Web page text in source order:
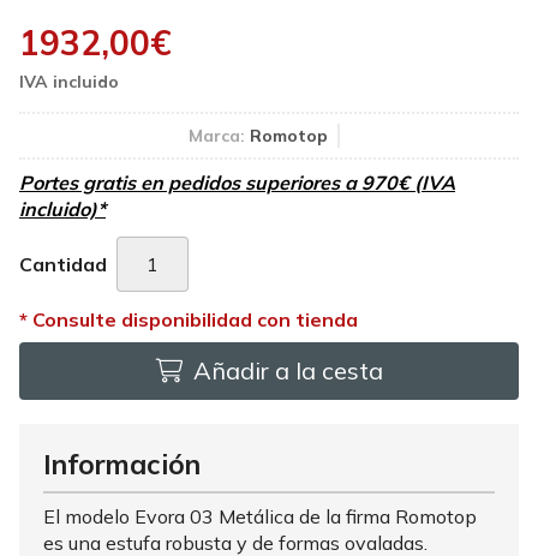
1932,00€
Marca: Romotop
Portes gratis en pedidos superiores a 970€ (IVA
incluido)*
Cantidad
Añadir a la cesta
Información
El modelo Evora 03 Metálica de la firma Romotop
es una estufa robusta y de formas ovaladas.